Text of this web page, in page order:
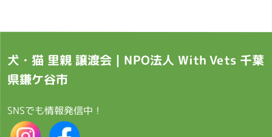
犬・猫 里親 譲渡会｜NPO法人 With Vets 千葉
県鎌ケ谷市
SNSでも情報発信中！